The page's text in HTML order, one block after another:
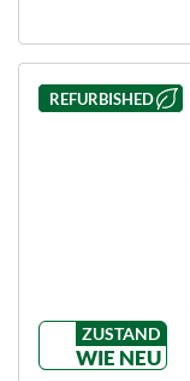
REFURBISHED
ZUSTAND
WIE NEU